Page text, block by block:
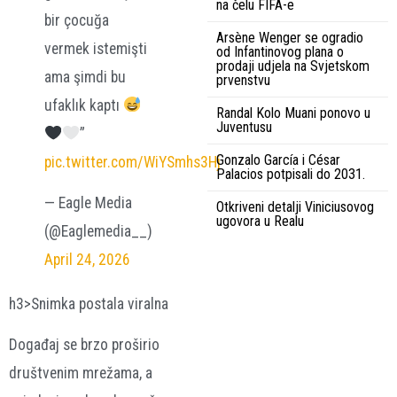
bir çocuğa
vermek istemişti
ama şimdi bu
ufaklık kaptı
”
pic.twitter.com/WiYSmhs3Hj
— Eagle Media
(@Eaglemedia__)
April 24, 2026
h3>Snimka postala viralna
Događaj se brzo proširio
društvenim mrežama, a
na čelu FIFA-e
Arsène Wenger se ogradio
od Infantinovog plana o
prodaji udjela na Svjetskom
prvenstvu
Randal Kolo Muani ponovo u
Juventusu
Gonzalo García i César
Palacios potpisali do 2031.
Otkriveni detalji Viniciusovog
ugovora u Realu